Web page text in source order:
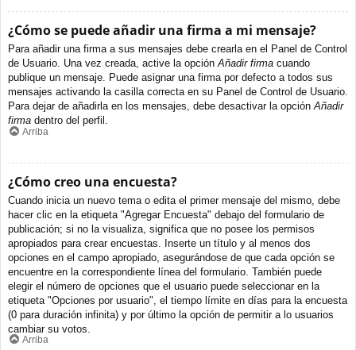
¿Cómo se puede añadir una firma a mi mensaje?
Para añadir una firma a sus mensajes debe crearla en el Panel de Control
de Usuario. Una vez creada, active la opciónAñadir firma cuando
publique un mensaje. Puede asignar una firma por defecto a todos sus
mensajes activando la casilla correcta en su Panel de Control de Usuario.
Para dejar de añadirla en los mensajes, debe desactivar la opciónAñadir
firma dentro del perfil.
Arriba
¿Cómo creo una encuesta?
Cuando inicia un nuevo tema o edita el primer mensaje del mismo, debe
hacer clic en la etiqueta "Agregar Encuesta" debajo del formulario de
publicación; si no la visualiza, significa que no posee los permisos
apropiados para crear encuestas. Inserte un título y al menos dos
opciones en el campo apropiado, asegurándose de que cada opción se
encuentre en la correspondiente línea del formulario. También puede
elegir el número de opciones que el usuario puede seleccionar en la
etiqueta "Opciones por usuario", el tiempo límite en días para la encuesta
(0 para duración infinita) y por último la opción de permitir a lo usuarios
cambiar su votos.
Arriba